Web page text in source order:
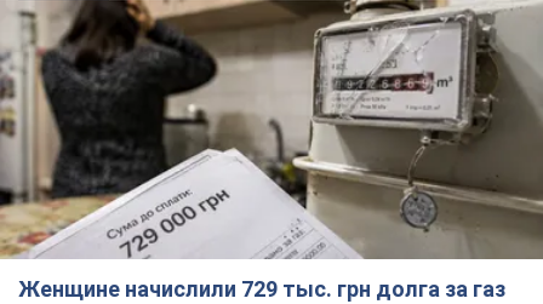
Женщине начислили 729 тыс. грн долга за газ